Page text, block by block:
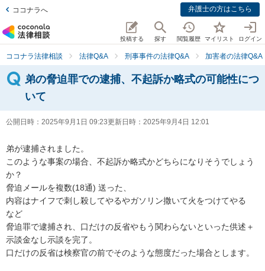
ココナラへ 弁護士の方はこちら
投稿する 探す 閲覧履歴 マイリスト ログイン
ココナラ法律相談 法律Q&A 刑事事件の法律Q&A 加害者の法律Q&A
弟の脅迫罪での逮捕、不起訴か略式の可能性につ
いて
公開日時： 2025年9月1日 09:23更新日時： 2025年9月4日 12:01
弟が逮捕されました。
このような事案の場合、不起訴か略式かどちらになりそうでしょう
か？
脅迫メールを複数(18通) 送った、
内容はナイフで刺し殺してやるやガソリン撒いて火をつけてやる
など
脅迫罪で逮捕され、口だけの反省やもう関わらないといった供述＋
示談金なし示談を完了。
口だけの反省は検察官の前でそのような態度だった場合とします。